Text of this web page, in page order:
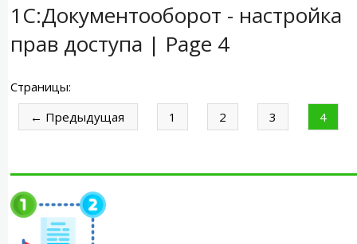
1С:Документооборот - настройка
прав доступа | Page 4
Страницы:
← Предыдущая
1 2 3 4